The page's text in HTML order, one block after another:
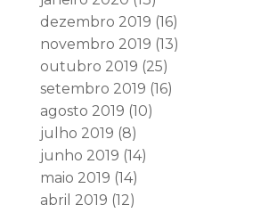
dezembro 2019 (16)
novembro 2019 (13)
outubro 2019 (25)
setembro 2019 (16)
agosto 2019 (10)
julho 2019 (8)
junho 2019 (14)
maio 2019 (14)
abril 2019 (12)